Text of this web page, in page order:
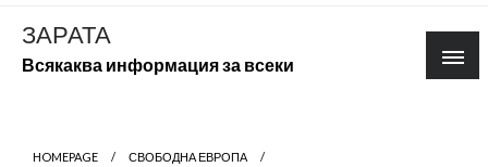
Skip
content
ЗАРАТА
Всякаква информация за всеки
HOMEPAGE
СВОБОДНА ЕВРОПА